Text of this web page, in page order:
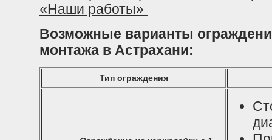
«Наши работы»
Возможные варианты
монтажа в Астрахани:
Тип ограждения